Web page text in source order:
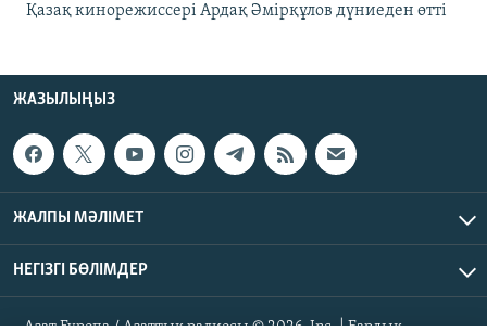
Қазақ кинорежиссері Ардақ Әмірқұлов дүниеден өтті
ЖАЗЫЛЫҢЫЗ
ЖАЛПЫ МӘЛІМЕТ
НЕГІЗГІ БӨЛІМДЕР
Азат Еуропа / Азаттық радиосы © 2026, Inc. | Барлық